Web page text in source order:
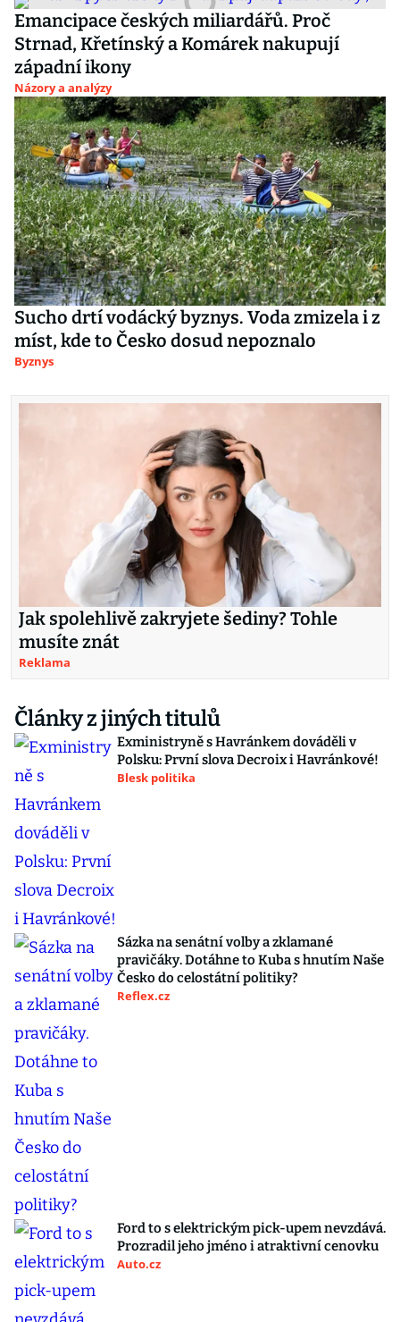
Emancipace českých miliardářů. Proč
Strnad, Křetínský a Komárek nakupují
západní ikony
Názory a analýzy
Sucho drtí vodácký byznys. Voda zmizela i z
míst, kde to Česko dosud nepoznalo
Byznys
Jak spolehlivě zakryjete šediny? Tohle
musíte znát
Reklama
Články z jiných titulů
Exministryně s Havránkem dováděli v
Polsku: První slova Decroix i Havránkové!
Blesk politika
Sázka na senátní volby a zklamané
pravičáky. Dotáhne to Kuba s hnutím Naše
Česko do celostátní politiky?
Reflex.cz
Ford to s elektrickým pick-upem nevzdává.
Prozradil jeho jméno i atraktivní cenovku
Auto.cz